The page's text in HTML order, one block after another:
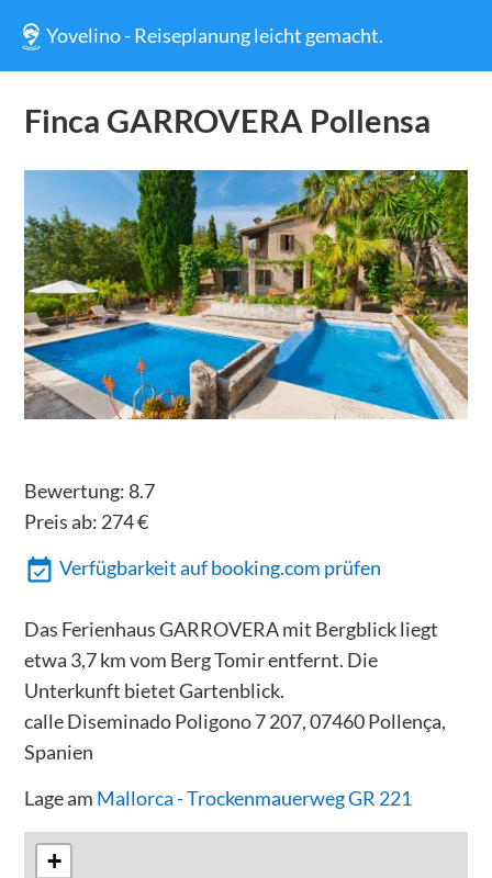
Yovelino - Reiseplanung leicht gemacht.
Finca GARROVERA Pollensa
Bewertung: 8.7
Preis ab: 274€
Verfügbarkeit auf booking.com prüfen
Das Ferienhaus GARROVERA mit Bergblick liegt
etwa 3,7 km vom Berg Tomir entfernt. Die
Unterkunft bietet Gartenblick.
calle Diseminado Poligono 7 207, 07460 Pollença,
Spanien
Lage am Mallorca - Trockenmauerweg GR 221
+